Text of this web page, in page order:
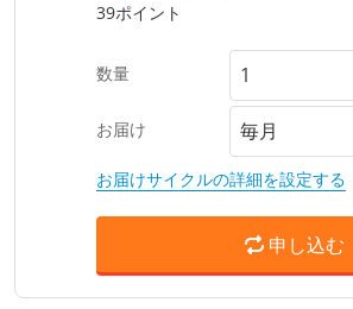
39ポイント
数量
お届け
お届けサイクルの詳細を設定する
申し込む